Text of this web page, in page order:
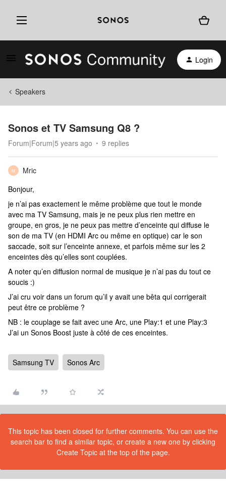
Login
Speakers
Sonos et TV Samsung Q8 ?
Forum|Forum|5 years ago 9 replies
M
Mric
Bonjour,
je n’ai pas exactement le même problème que tout le monde
avec ma TV Samsung, mais je ne peux plus rien mettre en
groupe, en gros, je ne peux pas mettre d’enceinte qui diffuse le
son de ma TV (en HDMI Arc ou même en optique) car le son
saccade, soit sur l’enceinte annexe, et parfois même sur les 2
enceintes dès qu’elles sont couplées.
A noter qu’en diffusion normal de musique je n’ai pas du tout ce
soucis :)
J’ai cru voir dans un forum qu’il y avait une bêta qui corrigerait
peut être ce problème ?
NB : le couplage se fait avec une Arc, une Play:1 et une Play:3
J’ai un Sonos Boost juste à côté de ces enceintes.
Samsung TV Sonos Arc
This topic has been closed for further comments. You can use the
search bar to find a similar topic, or create a new one by clicking
Create Topic at the top of the page.